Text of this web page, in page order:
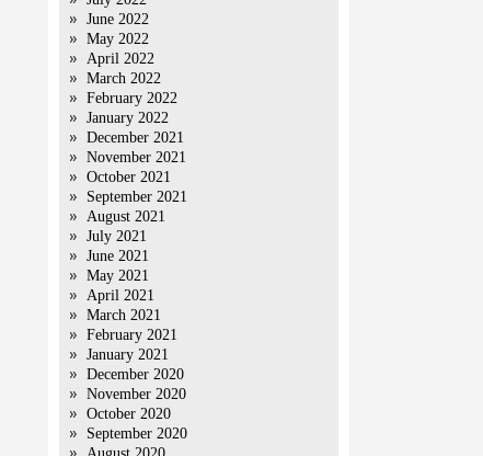
June 2022
May 2022
April 2022
March 2022
February 2022
January 2022
December 2021
November 2021
October 2021
September 2021
August 2021
July 2021
June 2021
May 2021
April 2021
March 2021
February 2021
January 2021
December 2020
November 2020
October 2020
September 2020